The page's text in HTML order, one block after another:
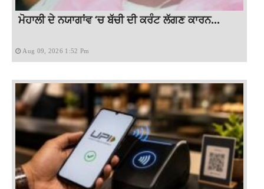
ਮੋਹਾਲੀ ਦੇ ਨਯਾਗਾਂਵ ‘ਚ ਬੱਚੀ ਦੀ ਕਰੰਟ ਲੱਗਣ ਕਾਰਨ...
Aug 09, 2026 1:52 Pm